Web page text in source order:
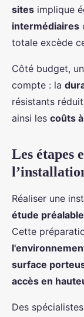
sites implique
intermédiaires
totale excède
Côté budget,
compte : la
résistants
ainsi les coûts
Les étapes
Réaliser une
étude
Cette
surface
accès en
Des